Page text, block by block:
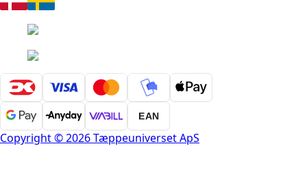
EAN
Copyright © 2026 Tæppeuniverset ApS